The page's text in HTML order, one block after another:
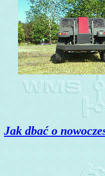
Jak dbać o